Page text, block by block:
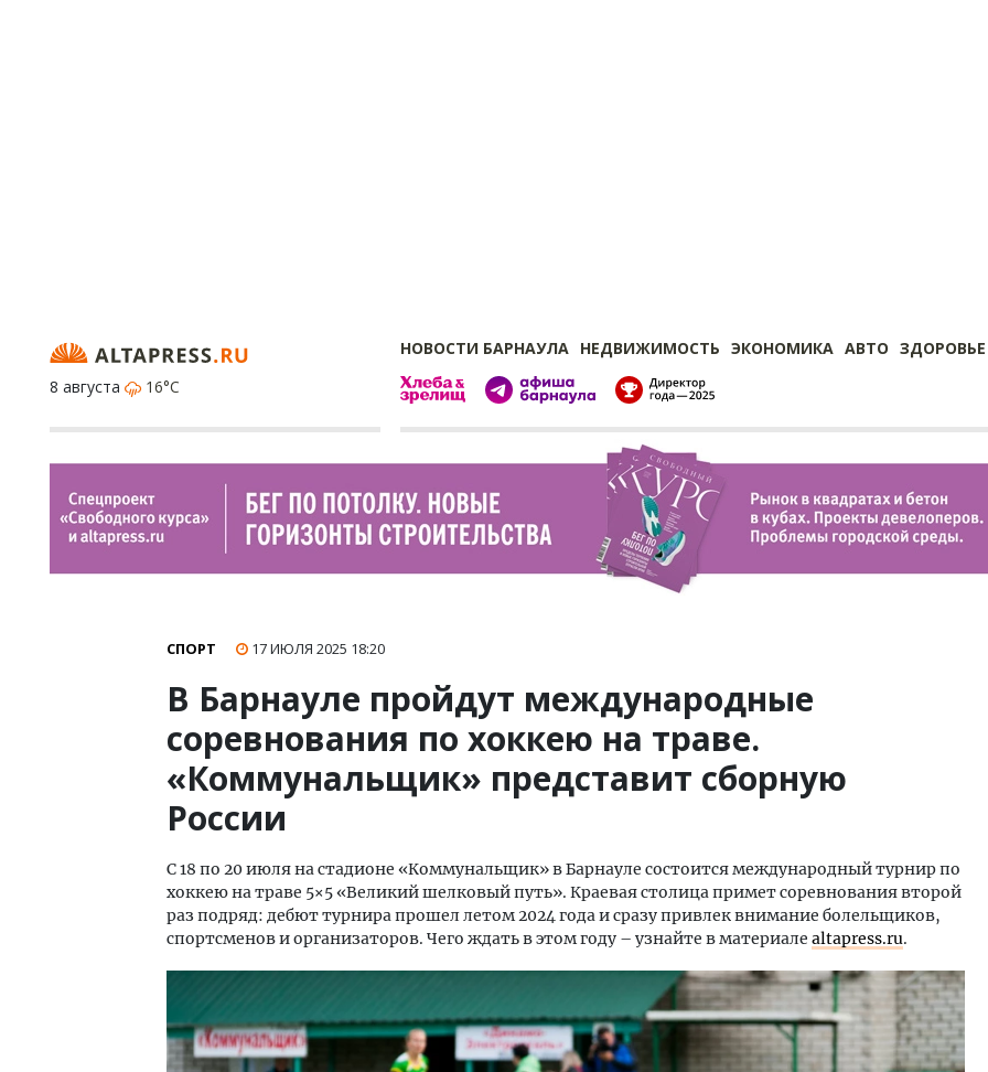
НОВОСТИ БАРНАУЛА НЕДВИЖИМОСТЬ ЭКОНОМИКА АВТО ЗДОРОВЬЕ
8 августа
16°C
СПОРТ 17 ИЮЛЯ 2025 18:20
В Барнауле пройдут международные
соревнования по хоккею на траве.
«Коммунальщик» представит сборную
России
С 18 по 20 июля на стадионе «Коммунальщик» в Барнауле состоится международный турнир по
хоккею на траве 5×5 «Великий шелковый путь». Краевая столица примет соревнования второй
раз подряд: дебют турнира прошел летом 2024 года и сразу привлек внимание болельщиков,
спортсменов и организаторов. Чего ждать в этом году – узнайте в материале altapress.ru.